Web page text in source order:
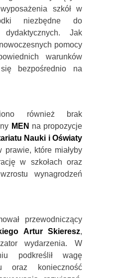
szkół w
niezbędne do
Jak
pomocy
warunków
bezpośrednio na
również brak
MEN na propozycje
Nauki i Oświaty
prawie, które miałyby
w szkołach oraz
wynagrodzeń
przewodniczący
Artur Skieresz,
wydarzenia. W
podkreślił wagę
oraz konieczność